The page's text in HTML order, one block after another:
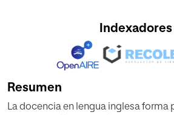
Indexadores
Resumen
La docencia en lengua inglesa forma